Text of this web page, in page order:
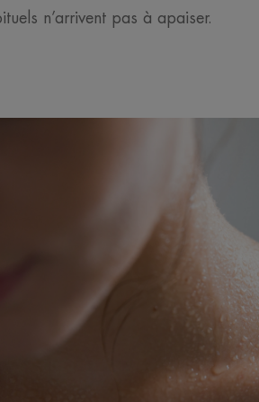
n’arrivent pas à apaiser.